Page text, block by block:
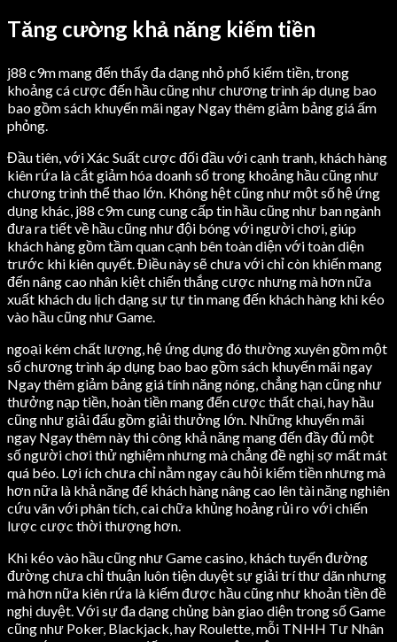
Tăng cường khả năng kiếm tiền
j88 c9m mang đến thấy đa dạng nhỏ phố kiếm tiền, trong
khoảng cá cược đến hầu cũng như chương trình áp dụng bao
bao gồm sách khuyến mãi ngay Ngay thêm giảm bảng giá ấm
phỏng.
Đầu tiên, với Xác Suất cược đối đầu với cạnh tranh, khách hàng
kiên rứa là cắt giảm hóa doanh số trong khoảng hầu cũng như
chương trình thể thao lớn. Không hệt cũng như một số hệ ứng
dụng khác, j88 c9m cung cung cấp tin hầu cũng như ban ngành
đưa ra tiết về hầu cũng như đội bóng với người chơi, giúp
khách hàng gồm tầm quan cạnh bên toàn diện với toàn diện
trước khi kiên quyết. Điều này sẽ chưa với chỉ còn khiến mang
đến nâng cao nhân kiệt chiến thắng cược nhưng mà hơn nữa
xuất khách du lịch dạng sự tự tin mang đến khách hàng khi kéo
vào hầu cũng như Game.
ngoại kém chất lượng, hệ ứng dụng đó thường xuyên gồm một
số chương trình áp dụng bao bao gồm sách khuyến mãi ngay
Ngay thêm giảm bảng giá tính năng nóng, chẳng hạn cũng như
thưởng nạp tiền, hoàn tiền mang đến cược thất chại, hay hầu
cũng như giải đấu gồm giải thưởng lớn. Những khuyến mãi
ngay Ngay thêm này thi công khả năng mang đến đầy đủ một
số người chơi thử nghiệm nhưng mà chẳng đề nghị sợ mất mát
quá béo. Lợi ích chưa chỉ nằm ngay câu hỏi kiếm tiền nhưng mà
hơn nữa là khả năng để khách hàng nâng cao lên tài năng nghiên
cứu vãn với phân tích, cai chữa khủng hoảng rủi ro với chiến
lược cược thời thượng hơn.
Khi kéo vào hầu cũng như Game casino, khách tuyến đường
đường chưa chỉ thuận luôn tiện duyệt sự giải trí thư dãn nhưng
mà hơn nữa kiên rứa là kiếm được hầu cũng như khoản tiền đề
nghị duyệt. Với sự đa dạng chủng bàn giao diện trong số Game
cũng như Poker, Blackjack, hay Roulette, mỗi TNHH Tư Nhân